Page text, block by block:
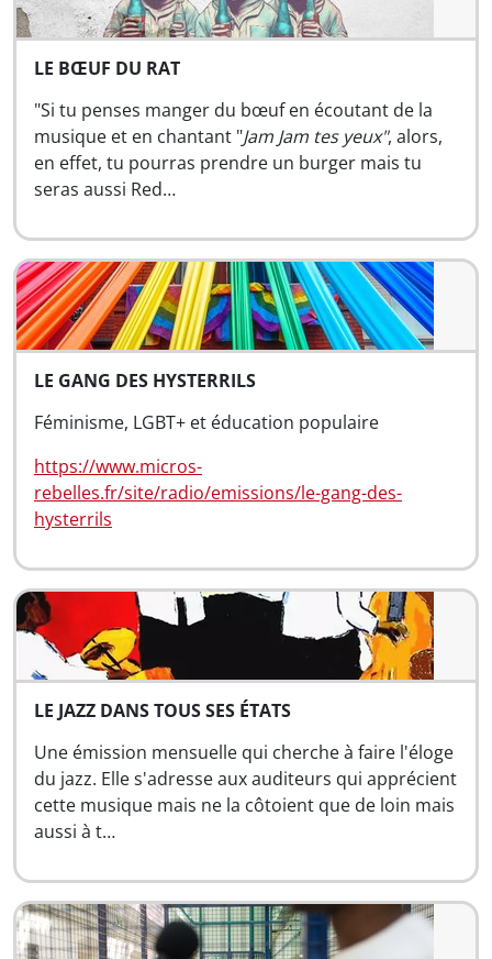
LE BŒUF DU RAT
"Si tu penses manger du bœuf en écoutant de la
musique et en chantant "Jam Jam tes yeux", alors,
en effet, tu pourras prendre un burger mais tu
seras aussi Red…
LE GANG DES HYSTERRILS
Féminisme, LGBT+ et éducation populaire
https://www.micros-
rebelles.fr/site/radio/emissions/le-gang-des-
hysterrils
LE JAZZ DANS TOUS SES ÉTATS
Une émission mensuelle qui cherche à faire l'éloge
du jazz. Elle s'adresse aux auditeurs qui apprécient
cette musique mais ne la côtoient que de loin mais
aussi à t…